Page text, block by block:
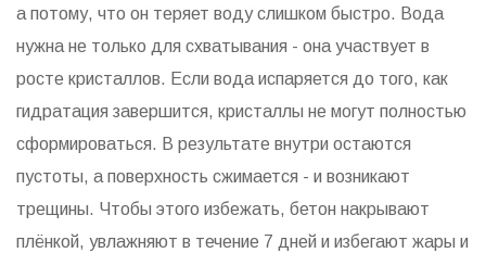
а потому, что он теряет воду слишком быстро. Вода
нужна не только для схватывания - она участвует в
росте кристаллов. Если вода испаряется до того, как
гидратация завершится, кристаллы не могут полностью
сформироваться. В результате внутри остаются
пустоты, а поверхность сжимается - и возникают
трещины. Чтобы этого избежать, бетон накрывают
плёнкой, увлажняют в течение 7 дней и избегают жары и